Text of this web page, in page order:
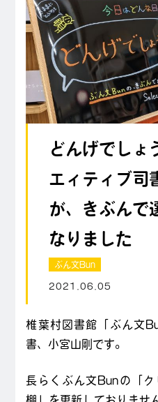
どんげでしょ
エィティブ司
が、きぶんで
なりました
ぶん文Bun
2021.06.05
椎葉村図書館「ぶん文
書、小宮山剛です。
長らくぶん文Bunの「
棚」を更新しておりませ